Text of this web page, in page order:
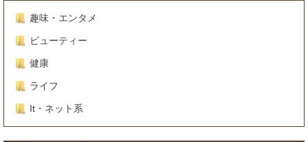
趣味・エンタメ
ビューティー
健康
ライフ
It・ネット系